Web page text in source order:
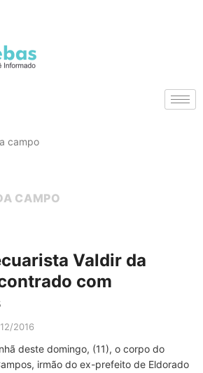
campo
CAMPO
Valdir da
com
2016
deste domingo, (11), o corpo do
irmão do ex-prefeito de Eldorado